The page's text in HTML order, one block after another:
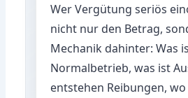
Wer Vergütung seriös
nicht nur den Betrag,
Mechanik dahinter: Was
Normalbetrieb, was ist
entstehen Reibungen,